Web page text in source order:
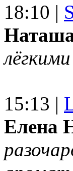
18:10 |
15:13 |
Елена